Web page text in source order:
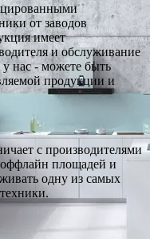
от заводов
имеет
и обслуживание
нас - можете быть
продукции и
с производителями
площадей и
одну из самых